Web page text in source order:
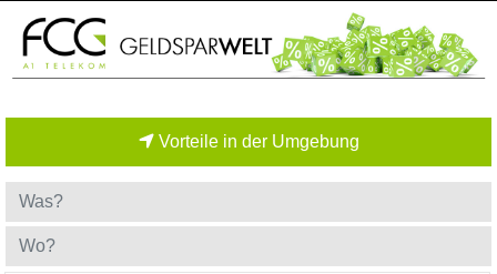
Vorteile in der Umgebung